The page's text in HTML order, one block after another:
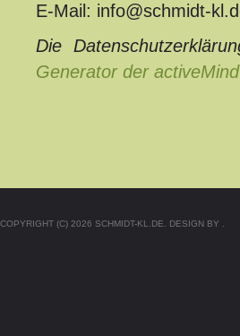
E-Mail: info@schmidt-
Die
Generator der
COPYRIGHT (C) 2026 SCHMIDT-KL.DE. DESIGN BY .